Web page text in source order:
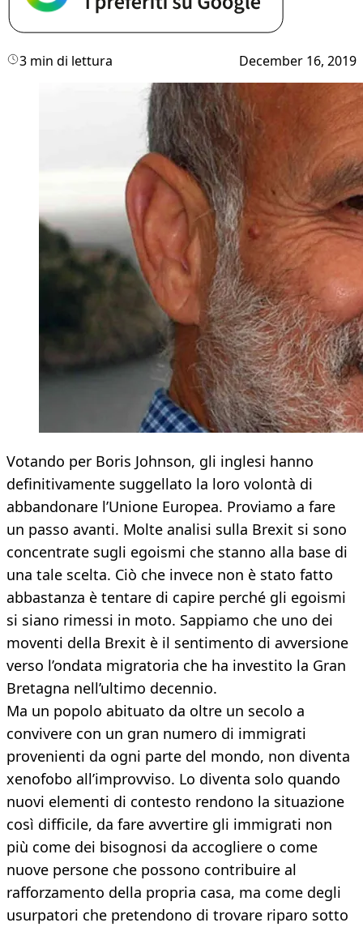
3 min di lettura December 16, 2019
Votando per Boris Johnson, gli inglesi hanno
definitivamente suggellato la loro volontà di
abbandonare l’Unione Europea. Proviamo a fare
un passo avanti. Molte analisi sulla Brexit si sono
concentrate sugli egoismi che stanno alla base di
una tale scelta. Ciò che invece non è stato fatto
abbastanza è tentare di capire perché gli egoismi
si siano rimessi in moto. Sappiamo che uno dei
moventi della Brexit è il sentimento di avversione
verso l’ondata migratoria che ha investito la Gran
Bretagna nell’ultimo decennio.
Ma un popolo abituato da oltre un secolo a
convivere con un gran numero di immigrati
provenienti da ogni parte del mondo, non diventa
xenofobo all’improvviso. Lo diventa solo quando
nuovi elementi di contesto rendono la situazione
così difficile, da fare avvertire gli immigrati non
più come dei bisognosi da accogliere o come
nuove persone che possono contribuire al
rafforzamento della propria casa, ma come degli
usurpatori che pretendono di trovare riparo sotto